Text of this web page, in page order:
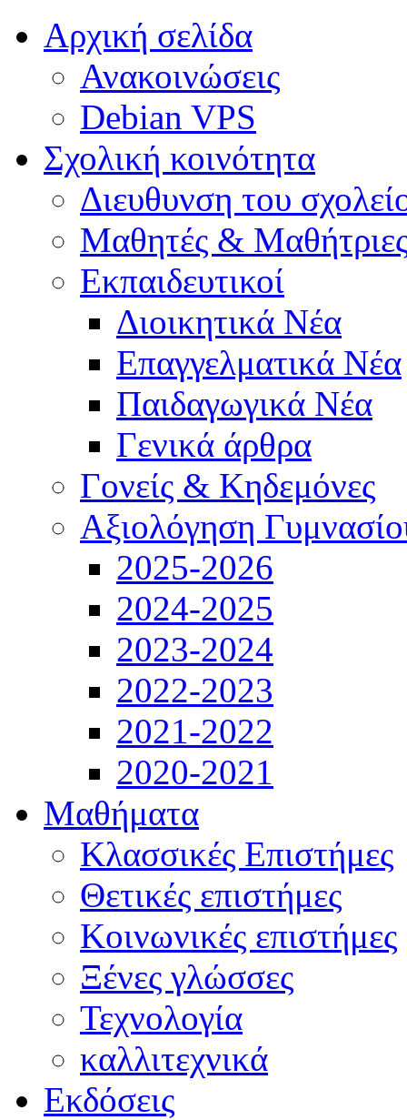
Αρχική σελίδα
Ανακοινώσεις
Debian VPS
Σχολική κοινότητα
Διευθυνση του
Μαθητές &
Εκπαιδευτικοί
Διοικητικά Νέα
Επαγγελματικά Νέα
Παιδαγωγικά Νέα
Γενικά άρθρα
Γονείς & Κηδεμόνες
Αξιολόγηση
2025-2026
2024-2025
2023-2024
2022-2023
2021-2022
2020-2021
Μαθήματα
Κλασσικές Επιστήμες
Θετικές επιστήμες
Κοινωνικές επιστήμες
Ξένες γλώσσες
Τεχνολογία
καλλιτεχνικά
Εκδόσεις